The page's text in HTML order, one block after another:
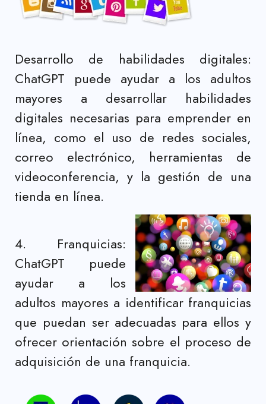
Desarrollo de habilidades digitales:
ChatGPT puede ayudar a los adultos
mayores a desarrollar habilidades
digitales necesarias para emprender en
línea, como el uso de redes sociales,
correo electrónico, herramientas de
videoconferencia, y la gestión de una
tienda en línea.
4. Franquicias:
ChatGPT puede
ayudar a los
adultos mayores a identificar franquicias
que puedan ser adecuadas para ellos y
ofrecer orientación sobre el proceso de
adquisición de una franquicia.